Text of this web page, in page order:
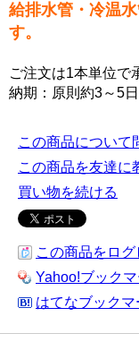
給排水管・冷温
す。
ご注文は1本単位で
納期：原則約3～5
この商品について
この商品を友達に
買い物を続ける
この商品をログ
Yahoo!ブック
はてなブック